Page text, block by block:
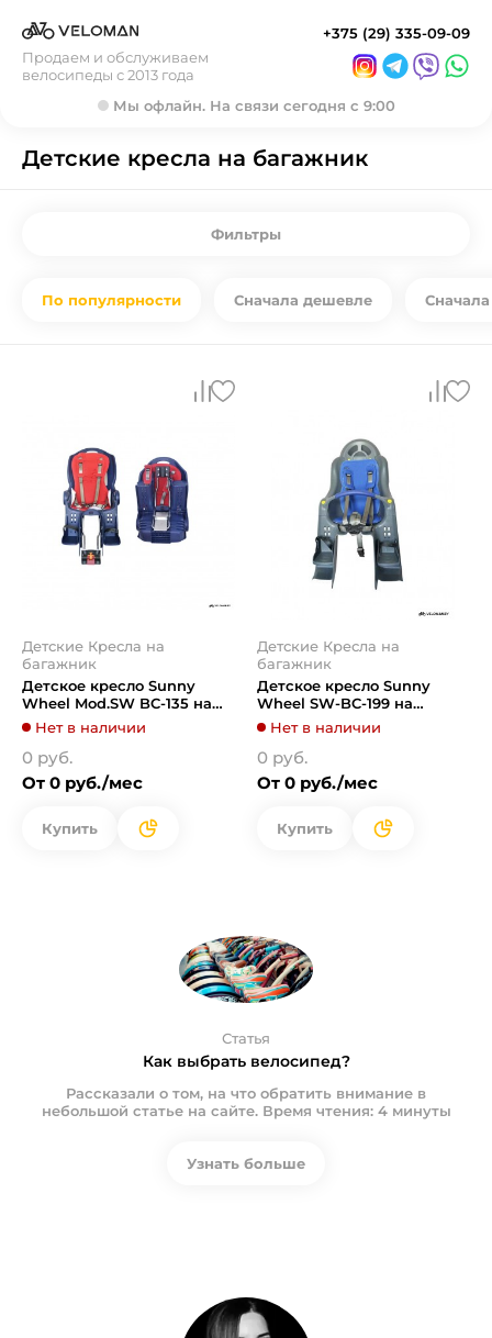
Продаем и обслуживаем
велосипеды с 2013 года
+375 (29) 335-09-09
Мы офлайн. На связи сегодня с 9:00
Детские кресла на багажник
Фильтры
По популярности Сначала дешевле
Детские Кресла на
багажник
Детское кресло Sunny
Wheel Mod.SW BC-135 на
рамуНет в наличии
0 руб.
От 0 руб./мес
Купить
Детские Кресла на
багажник
Детское кресло Sunny
Wheel SW-BC-199 на
багажник
Нет в наличии
0 руб.
От 0 руб./мес
Купить
Статья
Как выбрать велосипед?
Рассказали о том, на что обратить внимание в
небольшой статье на сайте. Время чтения: 4 минуты
Узнать больше